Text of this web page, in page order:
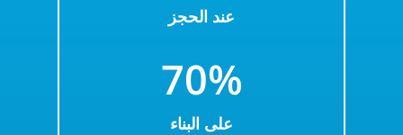
عند الحجز
70%
على البناء